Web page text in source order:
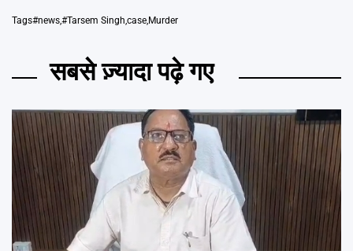
Tags#news,#Tarsem Singh,case,Murder
सबसे ज़्यादा पढ़े गए